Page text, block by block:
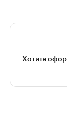
Хотите